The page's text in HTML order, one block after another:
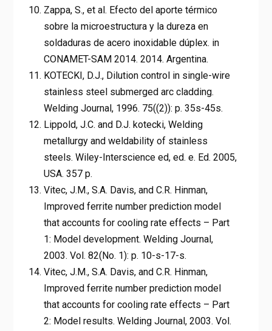
Zappa, S., et al. Efecto del aporte térmico
sobre la microestructura y la dureza en
soldaduras de acero inoxidable dúplex. in
CONAMET-SAM 2014. 2014. Argentina.
KOTECKI, D.J., Dilution control in single-wire
stainless steel submerged arc cladding.
Welding Journal, 1996. 75((2)): p. 35s-45s.
Lippold, J.C. and D.J. kotecki, Welding
metallurgy and weldability of stainless
steels. Wiley-Interscience ed, ed. e. Ed. 2005,
USA. 357 p.
Vitec, J.M., S.A. Davis, and C.R. Hinman,
Improved ferrite number prediction model
that accounts for cooling rate effects – Part
1: Model development. Welding Journal,
2003. Vol. 82(No. 1): p. 10-s-17-s.
Vitec, J.M., S.A. Davis, and C.R. Hinman,
Improved ferrite number prediction model
that accounts for cooling rate effects – Part
2: Model results. Welding Journal, 2003. Vol.